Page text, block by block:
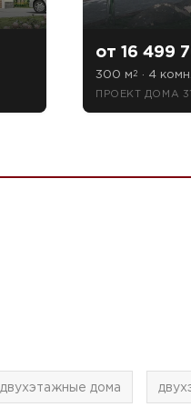
от 16 499
300 м2 · 4
ПРОЕКТ ДОМА
двухэтажные дома